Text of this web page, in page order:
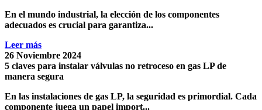
En el mundo industrial, la elección de los componentes
adecuados es crucial para garantiza...
Leer más
26 Noviembre 2024
5 claves para instalar válvulas no retroceso en gas LP de
manera segura
En las instalaciones de gas LP, la seguridad es primordial. Cada
componente juega un papel import...